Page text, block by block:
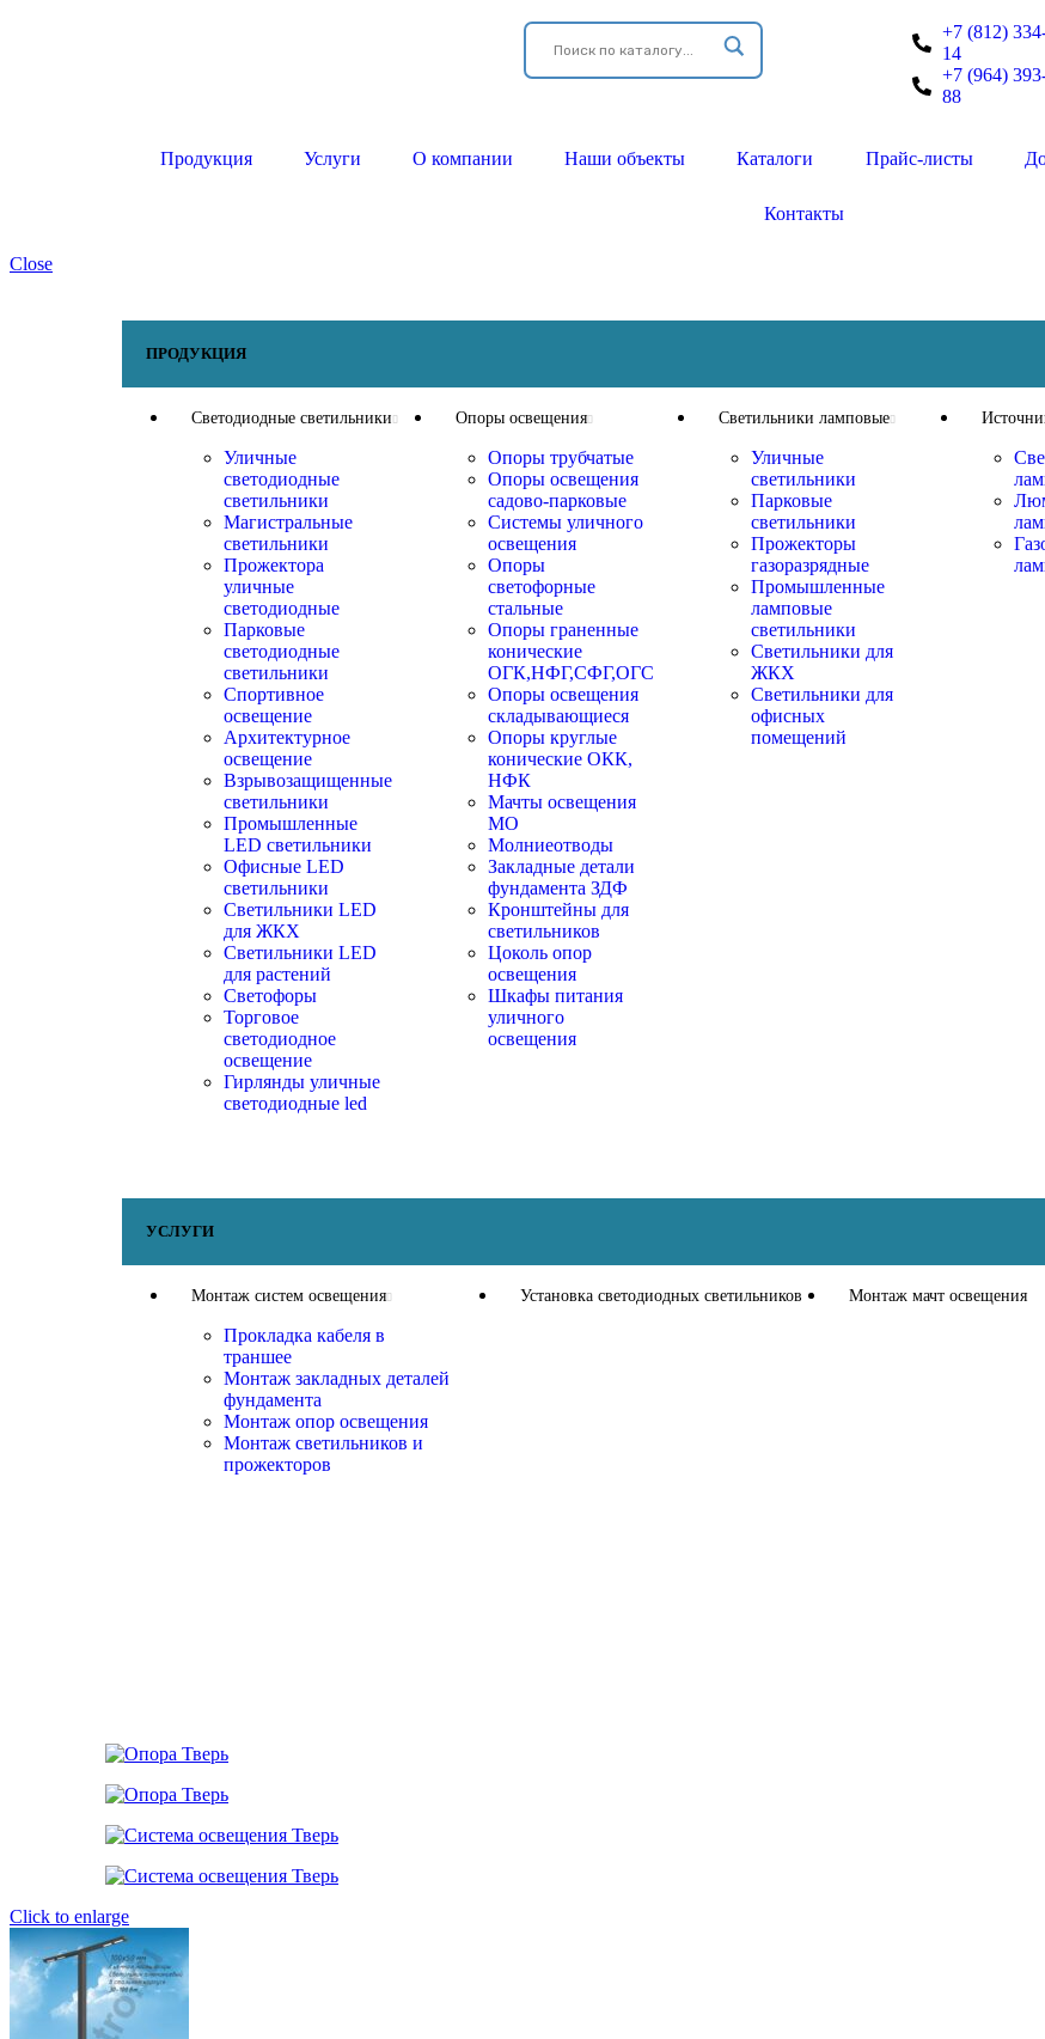
+7 (812)
14
+7 (964)
88
Продукция Услуги О компании Наши объекты Каталоги Прайс-листы
Контакты
Close
ПРОДУКЦИЯ
Светодиодные светильники
Уличные
светодиодные
светильники
Магистральные
светильники
Прожектора
уличные
светодиодные
Парковые
светодиодные
светильники
Спортивное
освещение
Архитектурное
освещение
Взрывозащищенные
светильники
Промышленные
LED светильники
Офисные LED
светильники
Cветильники LED
для ЖКХ
Светильники LED
для растений
Светофоры
Торговое
светодиодное
освещение
Гирлянды уличные
светодиодные led
Опоры освещения
Опоры трубчатые
Опоры освещения
садово-парковые
Системы уличного
освещения
Опоры
светофорные
стальные
Опоры граненные
конические
ОГК,НФГ,СФГ,ОГС
Опоры освещения
складывающиеся
Опоры круглые
конические ОКК,
НФК
Мачты освещения
МО
Молниеотводы
Закладные детали
фундамента ЗДФ
Кронштейны для
светильников
Цоколь опор
освещения
Шкафы питания
уличного
освещения
Светильники ламповые
Уличные
светильники
Парковые
светильники
Прожекторы
газоразрядные
Промышленные
ламповые
светильники
Светильники для
ЖКХ
Светильники для
офисных
помещений
УСЛУГИ
Монтаж систем освещения
Прокладка кабеля в
траншее
Монтаж закладных деталей
фундамента
Монтаж опор освещения
Монтаж светильников и
прожекторов
Установка светодиодных светильников Монтаж мачт освещения
Click to enlarge